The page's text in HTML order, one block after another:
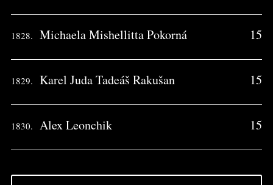
1828. Michaela Mishellitta Pokorná 15
1829. Karel Juda Tadeáš Rakušan 15
1830. Alex Leonchik 15